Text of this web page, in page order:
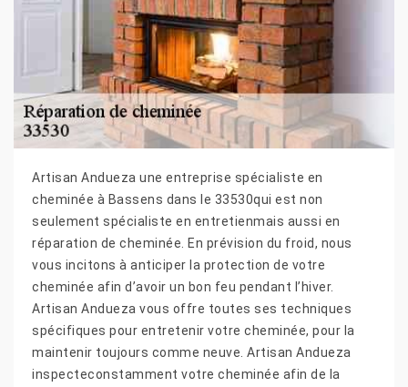
Artisan Andueza une entreprise spécialiste en
cheminée à Bassens dans le 33530qui est non
seulement spécialiste en entretienmais aussi en
réparation de cheminée. En prévision du froid, nous
vous incitons à anticiper la protection de votre
cheminée afin d’avoir un bon feu pendant l’hiver.
Artisan Andueza vous offre toutes ses techniques
spécifiques pour entretenir votre cheminée, pour la
maintenir toujours comme neuve. Artisan Andueza
inspecteconstamment votre cheminée afin de la